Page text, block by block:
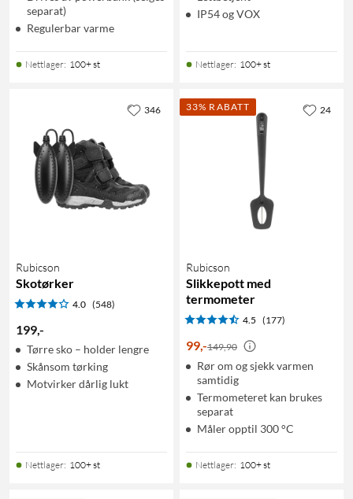
separat)
Regulerbar varme
Nettlager: 100+ st
IP54 og VOX
Nettlager: 100+ st
Rubicson
Skotørker
4.0 (548)
199,-
Tørre sko – holder lengre
Skånsom tørking
Motvirker dårlig lukt
Nettlager: 100+ st
346 33% RABATT
Rubicson
Slikkepott med
termometer
4.5 (177)
99,-149,90
Rør om og sjekk varmen
samtidig
Termometeret kan brukes
separat
Måler opptil 300 °C
Nettlager: 100+ st
24